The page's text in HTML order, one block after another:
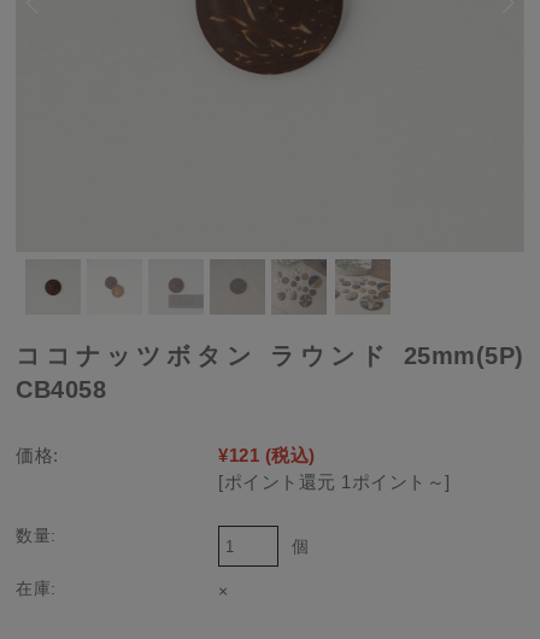
ココナッツボタン ラウンド 25mm(5P)
CB4058
価格: ¥121 (税込)
[ポイント還元 1ポイント～]
数量:
個
在庫: ×